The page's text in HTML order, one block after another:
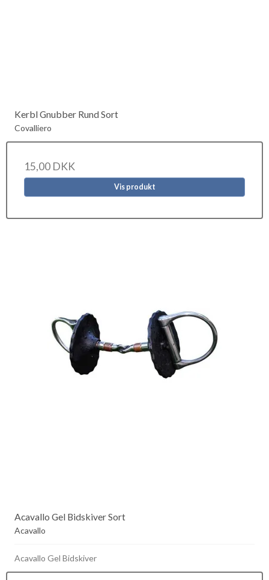
Kerbl Gnubber Rund Sort
Covalliero
15,00 DKK
Vis produkt
Acavallo Gel Bidskiver Sort
Acavallo
Acavallo Gel Bidskiver